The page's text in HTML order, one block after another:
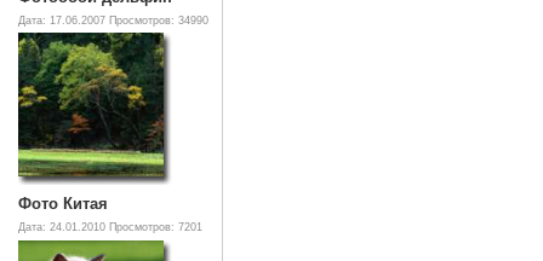
Дата: 17.06.2007 Просмотров: 34990
Фото Китая
Дата: 24.01.2010 Просмотров: 7201